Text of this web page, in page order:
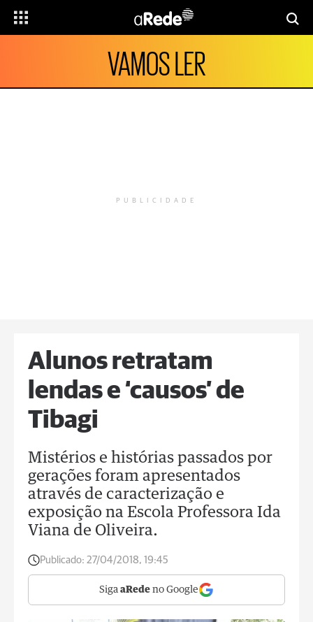
VAMOS LER
PUBLICIDADE
Alunos retratam
lendas e ‘causos’ de
Tibagi
Mistérios e histórias passados por
gerações foram apresentados
através de caracterização e
exposição na Escola Professora Ida
Viana de Oliveira.
Publicado: 27/04/2018, 19:45
Siga aRede no Google